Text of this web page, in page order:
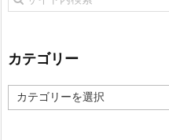
カテゴリー
カ
テ